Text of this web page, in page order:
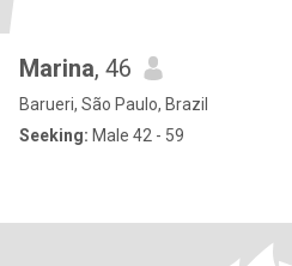
Marina, 46
Barueri, São Paulo, Brazil
Seeking: Male 42 - 59